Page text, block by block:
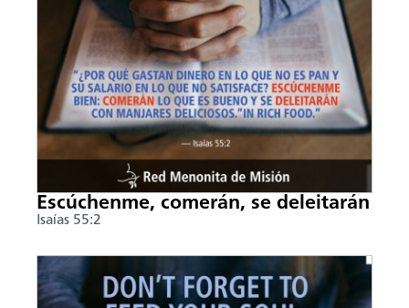
Escúchenme, comerán, se deleitarán
Isaías 55:2